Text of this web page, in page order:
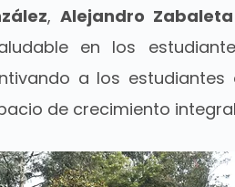
,Alejandro Zabaleta
en los
a los
de crecimiento